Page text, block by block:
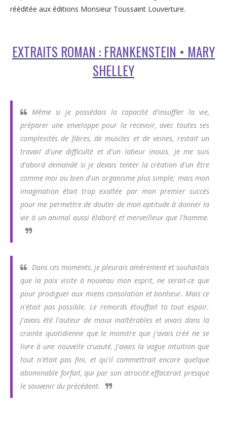
rééditée aux éditions Monsieur Toussaint Louverture.
EXTRAITS ROMAN : FRANKENSTEIN • MARY
SHELLEY
Même si je possédais la capacité d'insuffler la vie,
préparer une enveloppe pour la recevoir, avec toutes ses
complexités de fibres, de muscles et de veines, restait un
travail d'une difficulté et d'un labeur inouïs. Je me suis
d'abord demandé si je devais tenter la création d'un être
comme moi ou bien d'un organisme plus simple; mais mon
imagination était trop exaltée par mon premier succès
pour me permettre de douter de mon aptitude à donner la
vie à un animal aussi élaboré et merveilleux que l'homme.
Dans ces moments, je pleurais amèrement et souhaitais
que la paix visite à nouveau mon esprit, ne serait-ce que
pour prodiguer aux miens consolation et bonheur. Mais ce
n'était pas possible. Le remords étouffait to tout espoir.
J'avais été l'auteur de maux inaltérables et vivais dans la
crainte quotidienne que le monstre que j'avais créé ne se
livre à une nouvelle cruauté. J'avais la vague intuition que
tout n'était pas fini, et qu'il commettrait encore quelque
abominable forfait, qui par son atrocité effacerait presque
le souvenir du précédent.